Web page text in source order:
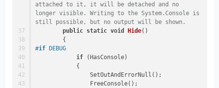
attached to it, it will be detached and no
longer visible. Writing to the System.Console is
still possible, but no output will be shown.
public static void Hide()
        {
#if DEBUG
if (HasConsole)
            {
                SetOutAndErrorNull();
                FreeConsole();